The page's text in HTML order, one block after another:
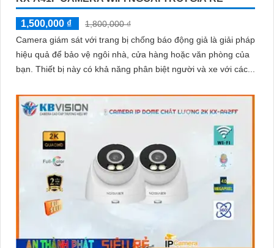
1,500,000 ₫
1,800,000 ₫
Camera giám sát với trang bị chống báo động giả là giải pháp
hiệu quả để bảo vệ ngôi nhà, cửa hàng hoặc văn phòng của
bạn. Thiết bị này có khả năng phân biệt người và xe với các...